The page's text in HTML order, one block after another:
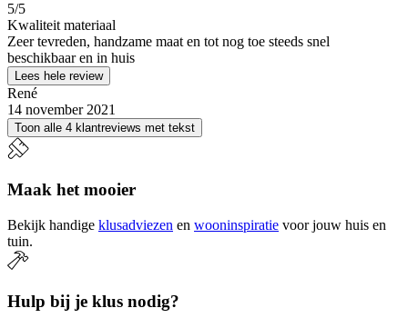
5/5
Kwaliteit materiaal
Zeer tevreden, handzame maat en tot nog toe steeds snel
beschikbaar en in huis
Lees hele review
René
14 november 2021
Toon alle 4 klantreviews met tekst
Maak het mooier
Bekijk handige klusadviezen en wooninspiratie voor jouw huis en
tuin.
Hulp bij je klus nodig?